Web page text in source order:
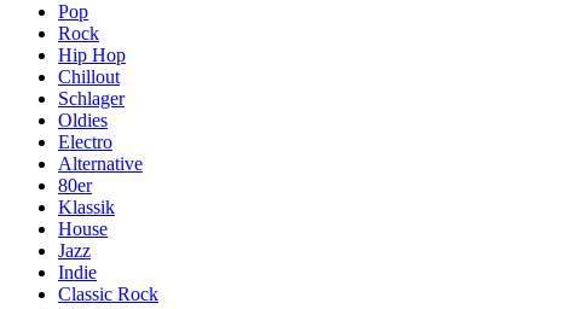
Pop
Rock
Hip Hop
Chillout
Schlager
Oldies
Electro
Alternative
80er
Klassik
House
Jazz
Indie
Classic Rock